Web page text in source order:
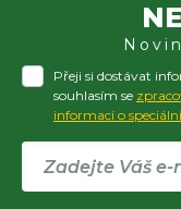
Přeji si dostávat
souhlasím se
informací o